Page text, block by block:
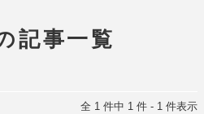
記事一覧
全 1 件中 1 件 - 1 件表示